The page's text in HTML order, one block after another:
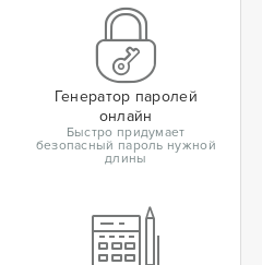
Генератор паролей
онлайн
Быстро придумает
безопасный пароль нужной
длины